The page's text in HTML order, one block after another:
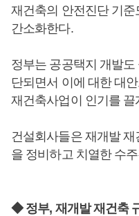
재건축의 안전진단 기
간소화한다.
정부는 공공택지 개발
단되면서 이에 대한 대
재건축사업이 인기를 끌
건설회사들은 재개발
을 정비하고 치열한 수
◆ 정부, 재개발 재건축